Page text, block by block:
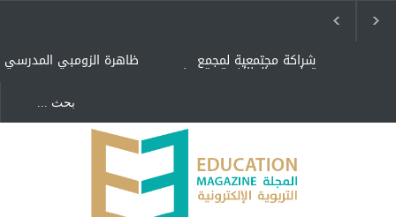
ظاهرة الزومبي المدرسي شراكة مجتمعية لمجمع
تعليمي بالطائف تستهدف
"كنت أنضرب ومافيني إلا
العافية" هل هذا مبرر
لاستمرار أسلوب التربية
المتوارث؟
لماذا تعد برامج توعية الأطفال
بخصوصية الجسد وقاية لا
فضول؟